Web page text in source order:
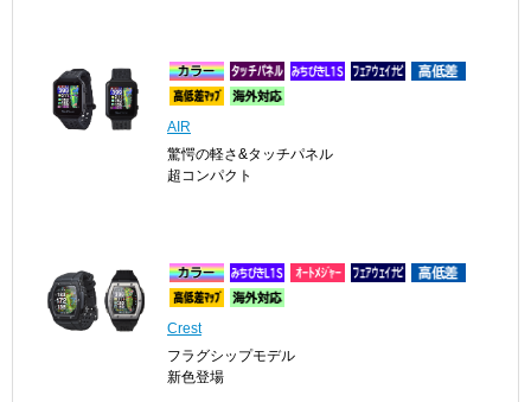
AIR
驚愕の軽さ&タッチパネル
超コンパクト
Crest
フラグシップモデル
新色登場